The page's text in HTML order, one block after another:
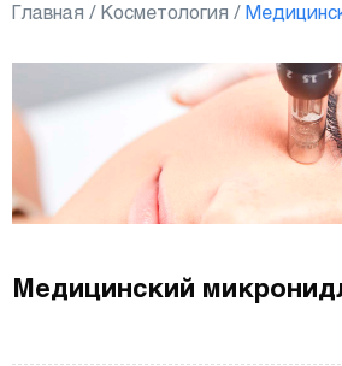
Главная / Косметология /
Медицинский